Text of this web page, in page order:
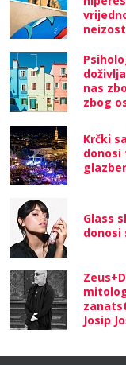
nas
zbog
Krčki
Glass
donosi
Josip